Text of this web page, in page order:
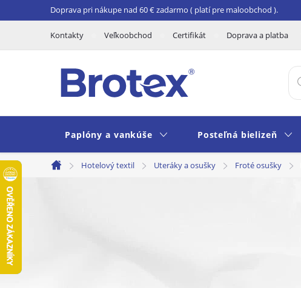
na
Doprava pri nákupe nad 60 € zadarmo ( platí pre maloobchod ).
Kontakty Veľkoobchod Certifikát Doprava a platba SK
Paplóny a vankúše Posteľná bielizeň
Domov
Hotelový textil Uteráky a osušky Froté osušky